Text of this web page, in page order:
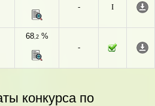
- I
68,2%
-
конкурса по